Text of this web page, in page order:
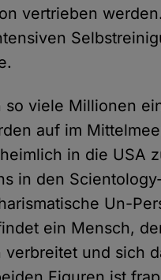
vertrieben
viele Millionen
auf im
in die USA
in den
Un-
ein Mensch,
und sich